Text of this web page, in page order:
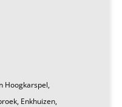
Hoogkarspel,
Enkhuizen,